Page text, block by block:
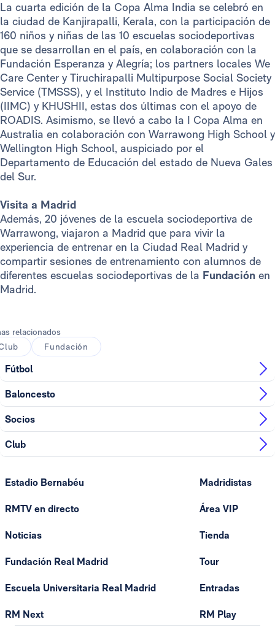
La cuarta edición de la Copa Alma India se celebró en
la ciudad de Kanjirapalli, Kerala, con la participación de
160 niños y niñas de las 10 escuelas sociodeportivas
que se desarrollan en el país, en colaboración con la
Fundación Esperanza y Alegría; los partners locales We
Care Center y Tiruchirapalli Multipurpose Social Society
Service (TMSSS), y el Instituto Indio de Madres e Hijos
(IIMC) y KHUSHII, estas dos últimas con el apoyo de
ROADIS. Asimismo, se llevó a cabo la I Copa Alma en
Australia en colaboración con Warrawong High School y
Wellington High School, auspiciado por el
Departamento de Educación del estado de Nueva Gales
del Sur.
Visita a Madrid
Además, 20 jóvenes de la escuela sociodeportiva de
Warrawong, viajaron a Madrid que para vivir la
experiencia de entrenar en la Ciudad Real Madrid y
compartir sesiones de entrenamiento con alumnos de
diferentes escuelas sociodeportivas de la Fundación en
Madrid.
relacionados
Fundación
Fútbol
Baloncesto
Socios
Club
Estadio Bernabéu
RMTV en directo
Noticias
Fundación Real Madrid
Escuela Universitaria Real Madrid
RM Next
Madridistas
Área VIP
Tienda
Tour
Entradas
RM Play